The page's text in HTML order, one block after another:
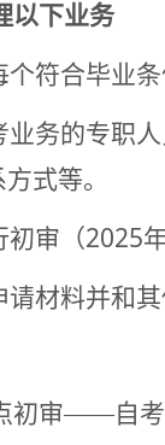
以下业务
个符合毕业
业务的专职
式等。
初审（2025
请材料并和
初审——自